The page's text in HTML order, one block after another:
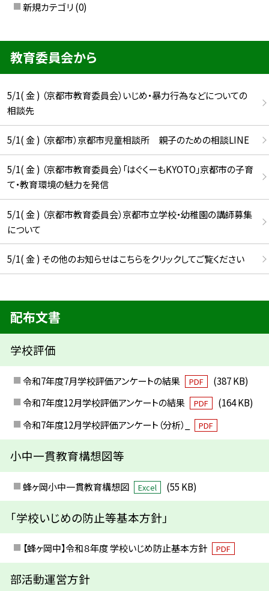
新規カテゴリ (0)
教育委員会から
5/1( 金 ) （京都市教育委員会）いじめ・暴力行為などについての
相談先
5/1( 金 ) （京都市）京都市児童相談所 親子のための相談LINE
5/1( 金 ) （京都市教育委員会）「はぐくーもKYOTO」京都市の子育
て・教育環境の魅力を発信
5/1( 金 ) （京都市教育委員会）京都市立学校・幼稚園の講師募集
について
5/1( 金 ) その他のお知らせはこちらをクリックしてご覧ください
配布文書
学校評価
令和7年度7月学校評価アンケートの結果 PDF
(387 KB)
令和7年度12月学校評価アンケートの結果
PDF
(164 KB)
令和7年度12月学校評価アンケート（分析）_
PDF
小中一貫教育構想図等
蜂ヶ岡小中一貫教育構想図 Excel (55 KB)
「学校いじめの防止等基本方針」
【蜂ヶ岡中】令和８年度 学校いじめ防止基本方針 PDF
部活動運営方針